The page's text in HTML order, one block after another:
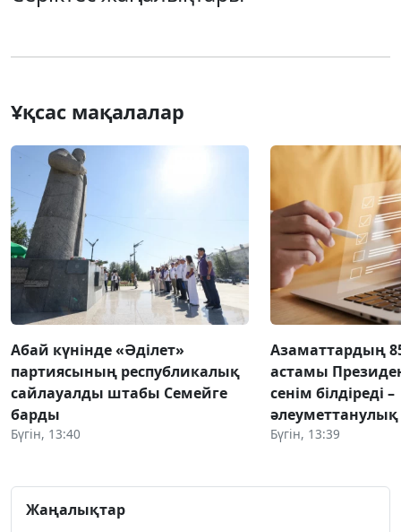
Ұқсас мақалалар
Абай күнінде «Әділет»
партиясының республикалық
сайлауалды штабы Семейге
барды
Бүгін, 13:40
Азаматтардың
астамы
сенім білдіреді –
Бүгін, 13:39
Жаңалықтар